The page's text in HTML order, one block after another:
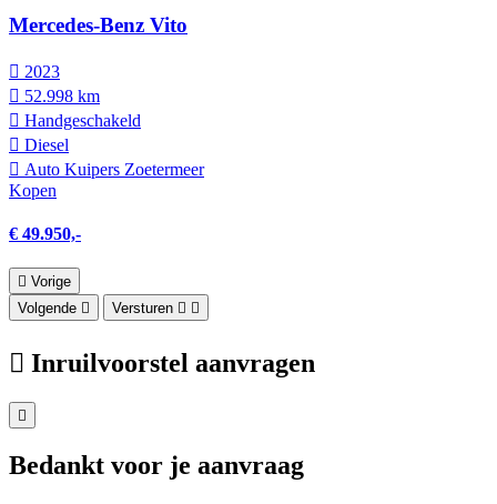
Mercedes-Benz Vito
2023
52.998 km
Hand­geschakeld
Diesel
Auto Kuipers Zoetermeer
Kopen
€ 49.950,-
Vorige
Volgende
Versturen
Inruilvoorstel aanvragen
Bedankt voor je aanvraag